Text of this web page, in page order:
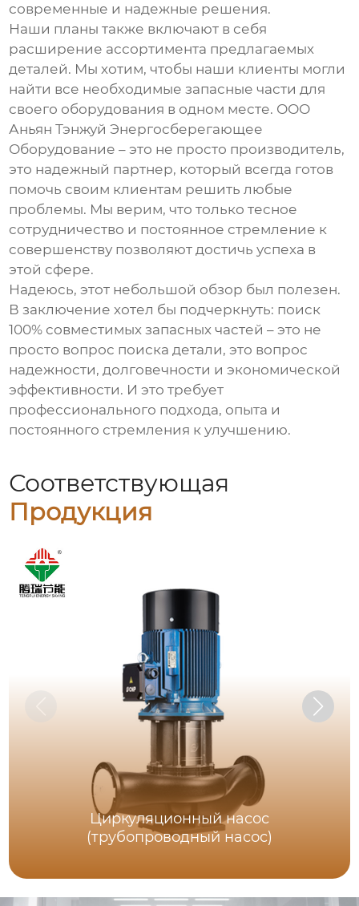
современные и надежные решения.
Наши планы также включают в себя
расширение ассортимента предлагаемых
деталей. Мы хотим, чтобы наши клиенты могли
найти все необходимыезапасные части для
своего оборудования в одном месте. ООО
Аньян Тэнжуй Энергосберегающее
Оборудование – это не просто производитель,
это надежный партнер, который всегда готов
помочь своим клиентам решить любые
проблемы. Мы верим, что только тесное
сотрудничество и постоянное стремление к
совершенству позволяют достичь успеха в
этой сфере.
Надеюсь, этот небольшой обзор был полезен.
В заключение хотел бы подчеркнуть: поиск
100% совместимых запасных частей – это не
просто вопрос поиска детали, это вопрос
надежности, долговечности и экономической
эффективности. И это требует
профессионального подхода, опыта и
постоянного стремления к улучшению.
Соответствующая
Продукция
Циркуляционный насос
(трубопроводный насос)